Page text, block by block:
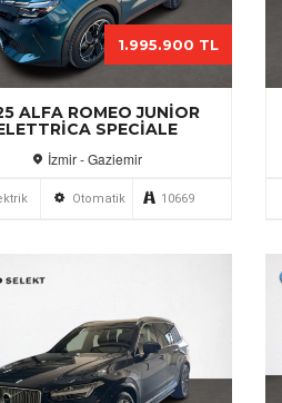
ALFA ROMEO JUNIOR
SPECIALE
İzmir - Gaziemir
1.995.900 TL
Otomatik 10669